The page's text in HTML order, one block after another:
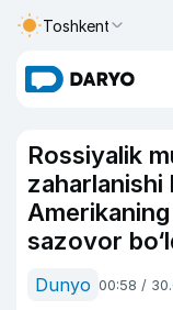
Toshkent
Rossiyalik
sazovor
Dunyo 00:58 /